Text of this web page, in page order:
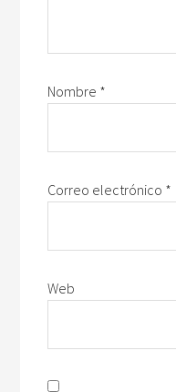
Nombre *
Correo electrónico *
Web